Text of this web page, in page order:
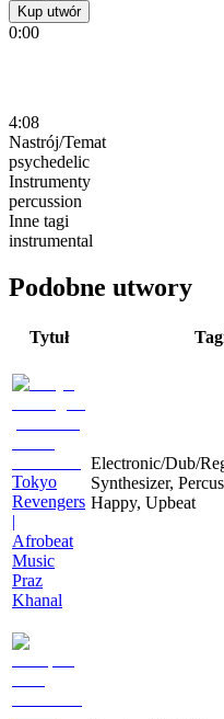
Kup utwór
0:00
4:08
Nastrój/Temat
psychedelic
Instrumenty
percussion
Inne tagi
instrumental
Podobne utwory
Tytuł
Tokyo
Revengers
|
Afrobeat
Music
Praz
Khanal
Electronic/Dub/
Synthesizer,
Happy, Upbeat